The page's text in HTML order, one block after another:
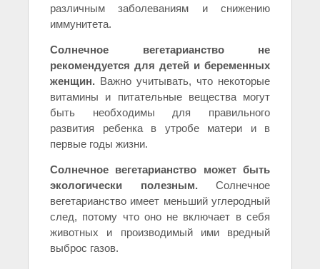
различным заболеваниям и снижению
иммунитета.
Солнечное вегетарианство не
рекомендуется для детей и беременных
женщин. Важно учитывать, что некоторые
витамины и питательные вещества могут
быть необходимы для правильного
развития ребенка в утробе матери и в
первые годы жизни.
Солнечное вегетарианство может быть
экологически полезным.Солнечное
вегетарианство имеет меньший углеродный
след, потому что оно не включает в себя
животных и производимый ими вредный
выброс газов.